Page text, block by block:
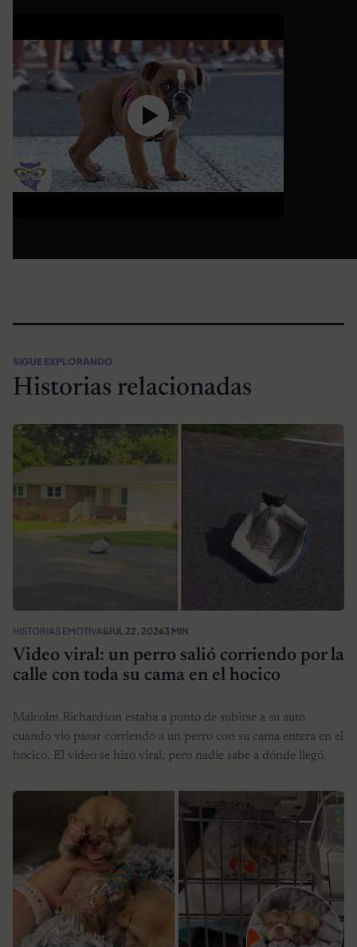
SIGUE EXPLORANDO
Historias relacionadas
HISTORIAS EMOTIVASJUL 22, 20263 MIN
Video viral: un perro salió corriendo por la
calle con toda su cama en el hocico
Malcolm Richardson estaba a punto de subirse a su auto
cuando vio pasar corriendo a un perro con su cama entera en el
hocico. El video se hizo viral, pero nadie sabe a dónde llegó.